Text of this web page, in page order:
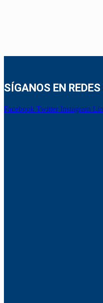
SÍGANOS EN
Facebook Twitter Instagram